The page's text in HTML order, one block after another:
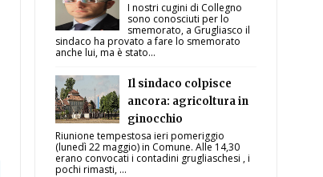
I nostri cugini di Collegno
sono conosciuti per lo
smemorato, a Grugliasco il
sindaco ha provato a fare lo smemorato
anche lui, ma è stato...
Il sindaco colpisce
ancora: agricoltura in
ginocchio
Riunione tempestosa ieri pomeriggio
(lunedì 22 maggio) in Comune. Alle 14,30
erano convocati i contadini grugliaschesi , i
pochi rimasti, ...